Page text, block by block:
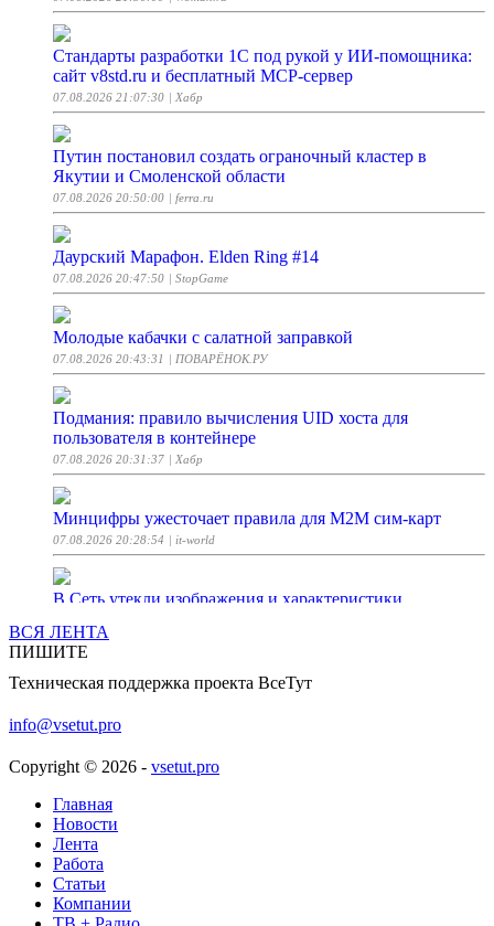
Стандарты разработки 1С под рукой у ИИ-помощника:
сайт v8std.ru и бесплатный MCP-сервер
07.08.2026 21:07:30 | Хабр
Путин постановил создать ограночный кластер в
Якутии и Смоленской области
07.08.2026 20:50:00 | ferra.ru
Даурский Марафон. Elden Ring #14
07.08.2026 20:47:50 | StopGame
Молодые кабачки с салатной заправкой
07.08.2026 20:43:31 | ПОВАРЁНОК.РУ
Подмания: правило вычисления UID хоста для
пользователя в контейнере
07.08.2026 20:31:37 | Хабр
Минцифры ужесточает правила для M2M сим-карт
07.08.2026 20:28:54 | it-world
В Cеть утекли изображения и характеристики
07.08.2026 20:22:25
Поставить ее на паузу уже невозможно
На космодроме Восточный завершили годовое
техобслуживание оборудования
07.08.2026 20:05:00
Российские ученые создали алгоритм для мини-БПЛА
со «шмелиным» полетом
ВСЯ ЛЕНТА
ПИШИТЕ
Техническая поддержка проекта ВсеТут
info@vsetut.pro
Copyright © 2026 - vsetut.pro
Главная
Новости
Лента
Работа
Статьи
Компании